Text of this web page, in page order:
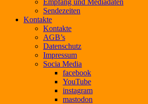
Empfang und Mediadaten
Sendezeiten
Kontakte
Kontakte
AGB’s
Datenschutz
Impressum
Socia Media
facebook
YouTube
instagram
mastodon